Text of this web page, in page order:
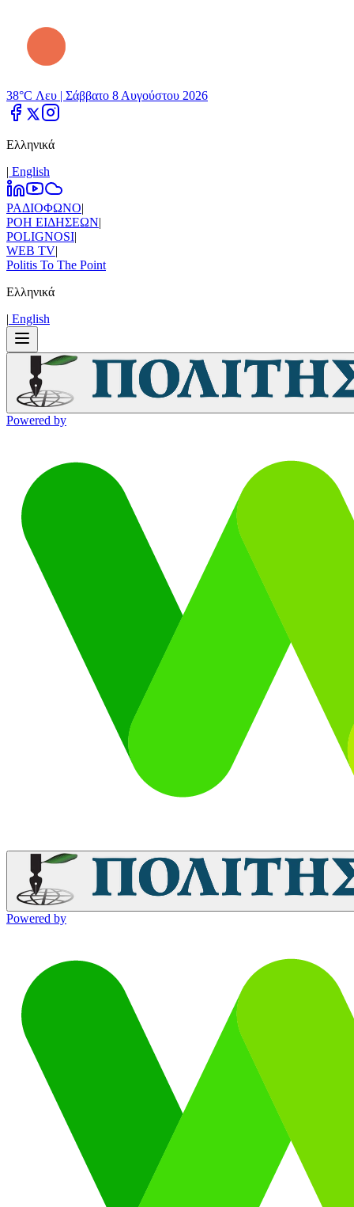
38°C Λευ | Σάββατο 8 Αυγούστου 2026
Ελληνικά
| Εnglish
ΡΑΔΙΟΦΩΝΟ|
ΡΟΗ ΕΙΔΗΣΕΩΝ|
POLIGNOSI|
WEB TV|
Politis To The Point
Ελληνικά
| Εnglish
Powered by
Powered by